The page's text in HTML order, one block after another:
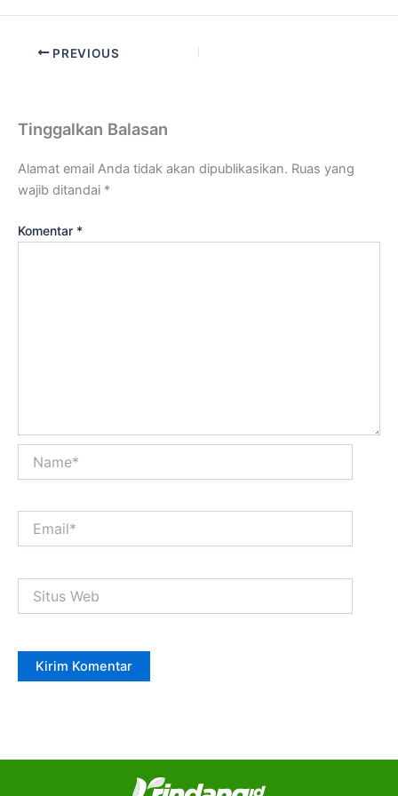
PREVIOUS
Tinggalkan Balasan
Alamat email Anda tidak akan dipublikasikan. Ruas yang
wajib ditandai *
Komentar *
Web